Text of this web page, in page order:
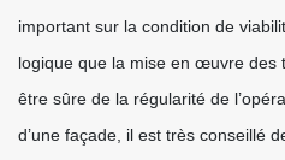
important sur la condition de
logique que la mise en œuvre des
être sûre de la régularité de
d’une façade, il est très conseillé